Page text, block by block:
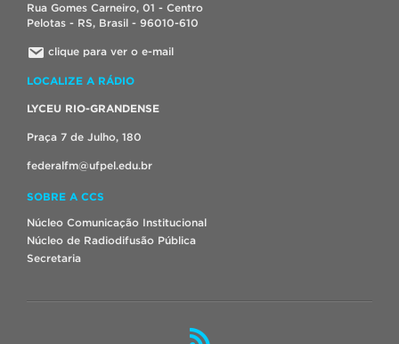
Rua Gomes Carneiro, 01 - Centro
Pelotas - RS, Brasil - 96010-610
clique para ver o e-mail
LOCALIZE A RÁDIO
LYCEU RIO-GRANDENSE
Praça 7 de Julho, 180
federalfm@ufpel.edu.br
SOBRE A CCS
Núcleo Comunicação Institucional
Núcleo de Radiodifusão Pública
Secretaria